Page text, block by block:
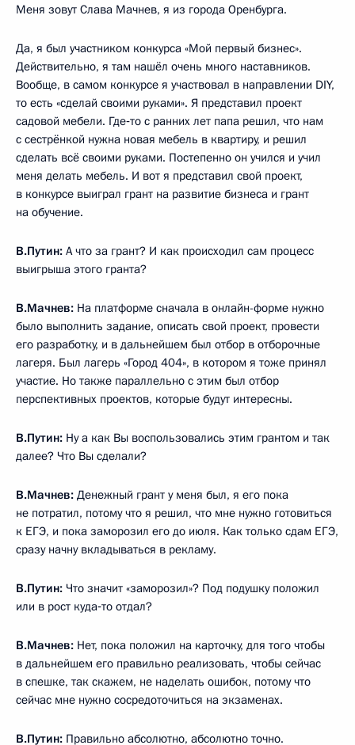
Меня зовут Слава Мачнев, я из города Оренбурга.
Да, я был участником конкурса «Мой первый бизнес».
Действительно, я там нашёл очень много наставников.
Вообще, в самом конкурсе я участвовал в направлении DIY,
то есть «сделай своими руками». Я представил проект
садовой мебели. Где‑то с ранних лет папа решил, что нам
с сестрёнкой нужна новая мебель в квартиру, и решил
сделать всё своими руками. Постепенно он учился и учил
меня делать мебель. И вот я представил свой проект,
в конкурсе выиграл грант на развитие бизнеса и грант
на обучение.
В.Путин: А что за грант? И как происходил сам процесс
выигрыша этого гранта?
В.Мачнев: На платформе сначала в онлайн-форме нужно
было выполнить задание, описать свой проект, провести
его разработку, и в дальнейшем был отбор в отборочные
лагеря. Был лагерь «Город 404», в котором я тоже принял
участие. Но также параллельно с этим был отбор
перспективных проектов, которые будут интересны.
В.Путин: Ну а как Вы воспользовались этим грантом и так
далее? Что Вы сделали?
В.Мачнев: Денежный грант у меня был, я его пока
не потратил, потому что я решил, что мне нужно готовиться
к ЕГЭ, и пока заморозил его до июля. Как только сдам ЕГЭ,
сразу начну вкладываться в рекламу.
В.Путин: Что значит «заморозил»? Под подушку положил
или в рост куда‑то отдал?
В.Мачнев: Нет, пока положил на карточку, для того чтобы
в дальнейшем его правильно реализовать, чтобы сейчас
в спешке, так скажем, не наделать ошибок, потому что
сейчас мне нужно сосредоточиться на экзаменах.
В.Путин: Правильно абсолютно, абсолютно точно.